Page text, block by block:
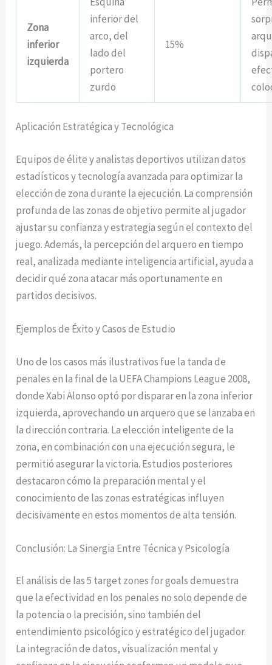
Zona
inferior
izquierda
inferior del
arco, del
lado del
portero
zurdo
15%
Aplicación Estratégica y Tecnológica
Equipos de élite y analistas deportivos utilizan datos
estadísticos y tecnología avanzada para optimizar la
elección de zona durante la ejecución. La comprensión
profunda de las zonas de objetivo permite al jugador
ajustar su confianza y estrategia según el contexto del
juego. Además, la percepción del arquero en tiempo
real, analizada mediante inteligencia artificial, ayuda a
decidir qué zona atacar más oportunamente en
partidos decisivos.
Ejemplos de Éxito y Casos de Estudio
Uno de los casos más ilustrativos fue la tanda de
penales en la final de la UEFA Champions League 2008,
donde Xabi Alonso optó por disparar en la zona inferior
izquierda, aprovechando un arquero que se lanzaba en
la dirección contraria. La elección inteligente de la
zona, en combinación con una ejecución segura, le
permitió asegurar la victoria. Estudios posteriores
destacaron cómo la preparación mental y el
conocimiento de las zonas estratégicas influyen
decisivamente en estos momentos de alta tensión.
Conclusión: La Sinergia Entre Técnica y Psicología
El análisis de las 5 target zones for goals demuestra
que la efectividad en los penales no solo depende de
la potencia o la precisión, sino también del
entendimiento psicológico y estratégico del jugador.
La integración de datos, visualización mental y